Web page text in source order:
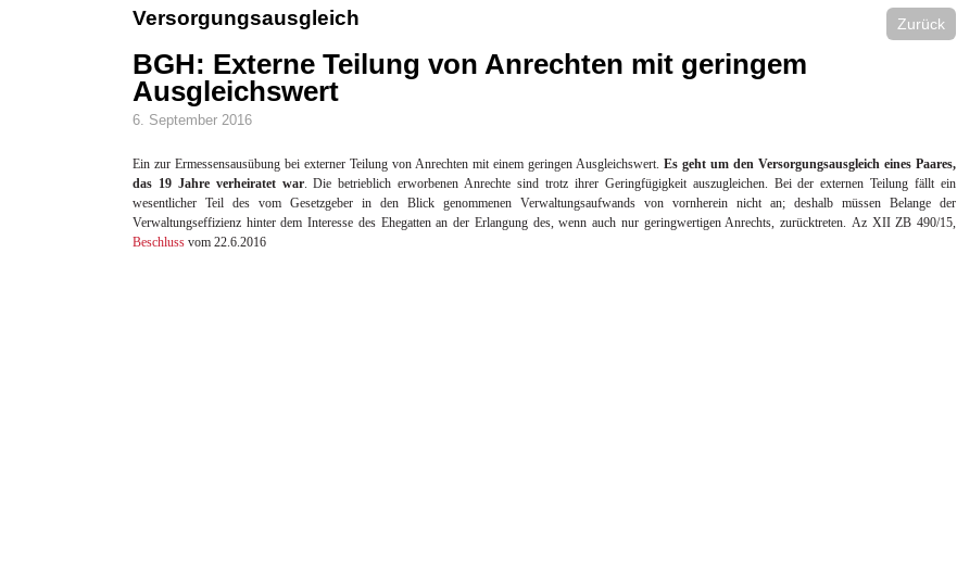
Versorgungsausgleich Zurück
BGH: Externe Teilung von Anrechten mit geringem
Ausgleichswert
6. September 2016
Ein zur Ermessensausübung bei externer Teilung von Anrechten mit einem geringen Ausgleichswert. Es geht um den Versorgungsausgleich eines Paares,
das 19 Jahre verheiratet war. Die betrieblich erworbenen Anrechte sind trotz ihrer Geringfügigkeit auszugleichen. Bei der externen Teilung fällt ein
wesentlicher Teil des vom Gesetzgeber in den Blick genommenen Verwaltungsaufwands von vornherein nicht an; deshalb müssen Belange der
Verwaltungseffizienz hinter dem Interesse des Ehegatten an der Erlangung des, wenn auch nur geringwertigen Anrechts, zurücktreten. Az XII ZB 490/15,
Beschluss vom 22.6.2016